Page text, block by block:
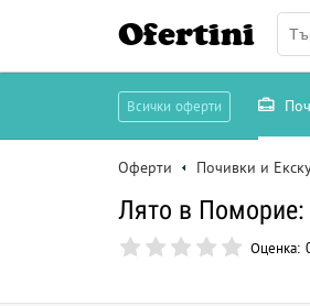
Ofertini
Всички оферти
Оферти Почивки и
Лято в Поморие:
Оценка: